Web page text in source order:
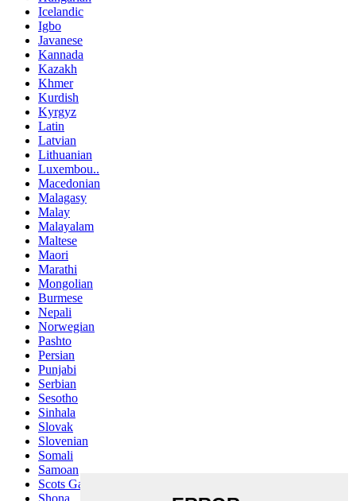
Icelandic
Igbo
Javanese
Kannada
Kazakh
Khmer
Kurdish
Kyrgyz
Latin
Latvian
Lithuanian
Luxembou..
Macedonian
Malagasy
Malay
Malayalam
Maltese
Maori
Marathi
Mongolian
Burmese
Nepali
Norwegian
Pashto
Persian
Punjabi
Serbian
Sesotho
Sinhala
Slovak
Slovenian
Somali
Samoan
Scots Gaelic